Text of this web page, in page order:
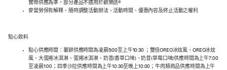
實際供應為準，部分產品不適用於歡樂送®
麥當勞保有解釋、隨時調整活動辦法、活動時間、優惠內容及終止活動之權利
點心飲料
點心供應時間：薯餅供應時間為凌晨5:00至上午10:30 ；雙倍OREO冰炫風、OREO冰炫
風、大蛋捲冰淇淋、蛋捲冰淇淋、奶昔(香草口味)、奶昔(草莓口味)供應時間為上午7:00
至凌晨1:00；四季沙拉供應時間為上午10:30至晚上10:00；牛肉類商品供應時間為上午